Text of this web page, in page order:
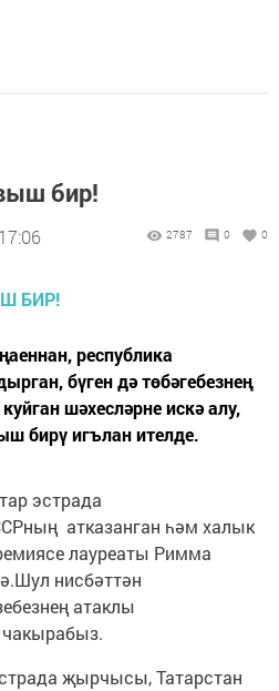
бир!
2787 0 0
республика
бүген дә төбәгебезнең
шәхесләрне искә алу,
бирү игълан ителде.
эстрада
атказанган һәм халык
лауреаты Римма
нисбәттән
атаклы
җырчысы, Татарстан